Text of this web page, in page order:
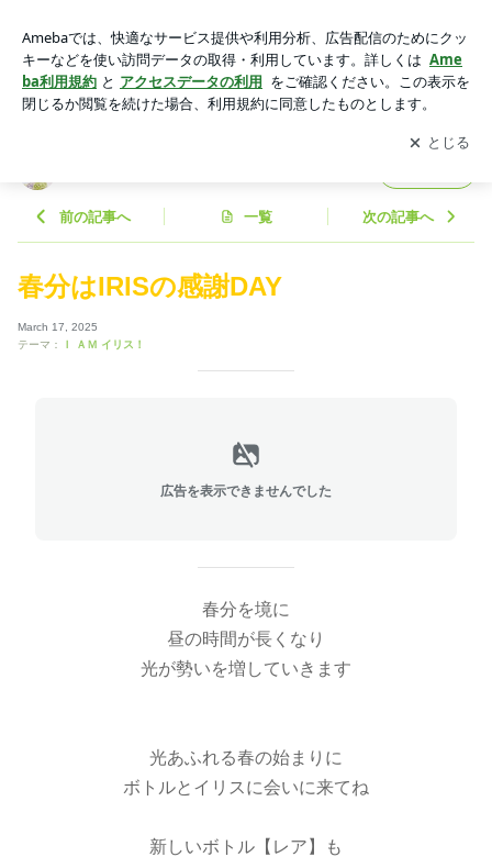
RIS
アプリをダウンロードして ブログの更新通知
を受け取りまし
ょう。
開く
前の記事へ 一覧 次の記事へ
春分はIRISの感謝DAY
March 17, 2025
テーマ：
Ｉ ＡＭ イリス！
広告を表示できませんでした
春分を境に
昼の時間が長くなり
光が勢いを増していきます
光あふれる春の始まりに
ボトルとイリスに会いに来てね
新しいボトル【レア】も